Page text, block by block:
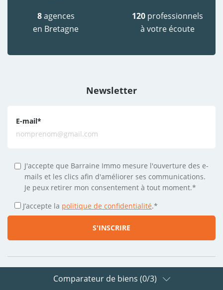
8agences
en Bretagne
120 professionnels
à votre écoute
Newsletter
E-mail*
J'accepte que Barraine Immo mesure l'ouverture des e-
mails et les clics afin d'améliorer ses communications.
Je peux retirer mon consentement à tout moment.*
J’accepte la politique de confidentialité.*
Suivez-nous sur les réseaux
Comparateur de biens (0/3)